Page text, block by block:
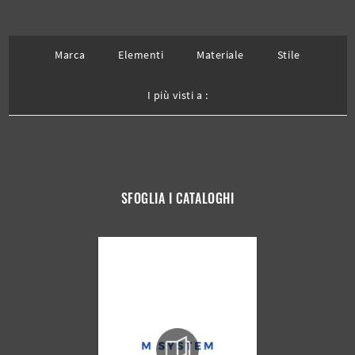
Marca Elementi Materiale Stile
I più visti a :
SFOGLIA I CATALOGHI